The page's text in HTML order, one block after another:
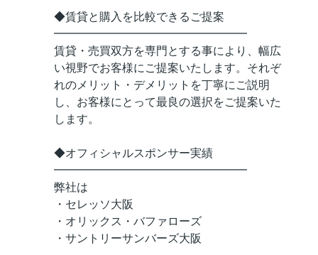
◆賃貸と購入を比較できるご提案
━━━━━━━━━━━━━━━━━
賃貸・売買双方を専門とする事により、幅広
い視野でお客様にご提案いたします。それぞ
れのメリット・デメリットを丁寧にご説明
し、お客様にとって最良の選択をご提案いた
します。
◆オフィシャルスポンサー実績
━━━━━━━━━━━━━━━━━
弊社は
・セレッソ大阪
・オリックス・バファローズ
・サントリーサンバーズ大阪